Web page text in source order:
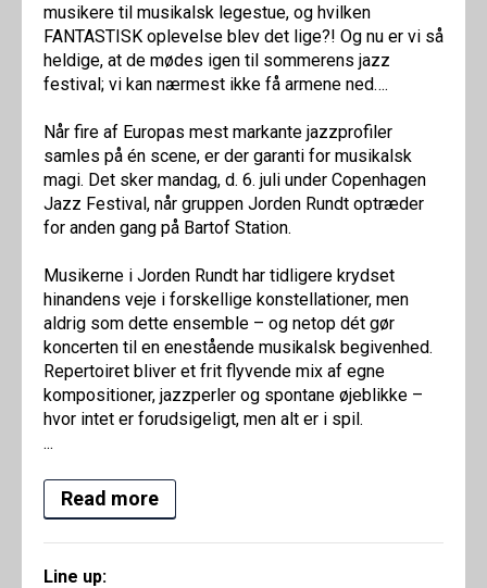
musikere til musikalsk legestue, og hvilken
FANTASTISK oplevelse blev det lige?! Og nu er vi så
heldige, at de mødes igen til sommerens jazz
festival; vi kan nærmest ikke få armene ned….
Når fire af Europas mest markante jazzprofiler
samles på én scene, er der garanti for musikalsk
magi. Det sker mandag, d. 6. juli under Copenhagen
Jazz Festival, når gruppen Jorden Rundt optræder
for anden gang på Bartof Station.
Musikerne i Jorden Rundt har tidligere krydset
hinandens veje i forskellige konstellationer, men
aldrig som dette ensemble – og netop dét gør
koncerten til en enestående musikalsk begivenhed.
Repertoiret bliver et frit flyvende mix af egne
kompositioner, jazzperler og spontane øjeblikke –
hvor intet er forudsigeligt, men alt er i spil.
...
Read more
Line up: